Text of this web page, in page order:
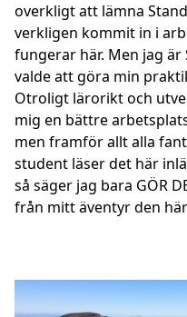
overkligt att lämna
verkligen kommit in i
fungerar här. Men jag är
valde att göra min
Otroligt lärorikt och
mig en bättre
men framför allt alla
student läser det här
så säger jag bara GÖR
från mitt äventyr den